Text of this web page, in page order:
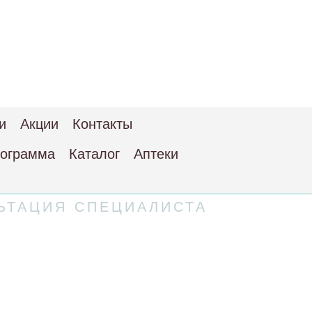
Акции
Контакты
Каталог Аптеки
СПЕЦИАЛИСТА